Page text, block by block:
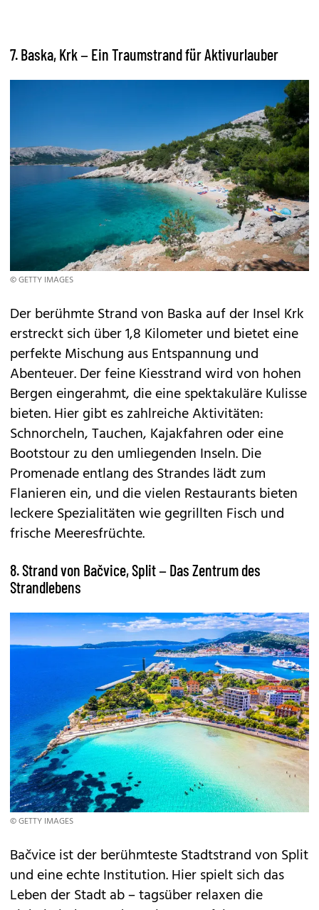
7. Baska, Krk – Ein Traumstrand für Aktivurlauber
© GETTY IMAGES
Der berühmte Strand von Baska auf der Insel Krk
erstreckt sich über 1,8 Kilometer und bietet eine
perfekte Mischung aus Entspannung und
Abenteuer. Der feine Kiesstrand wird von hohen
Bergen eingerahmt, die eine spektakuläre Kulisse
bieten. Hier gibt es zahlreiche Aktivitäten:
Schnorcheln, Tauchen, Kajakfahren oder eine
Bootstour zu den umliegenden Inseln. Die
Promenade entlang des Strandes lädt zum
Flanieren ein, und die vielen Restaurants bieten
leckere Spezialitäten wie gegrillten Fisch und
frische Meeresfrüchte.
8. Strand von Bačvice, Split – Das Zentrum des
Strandlebens
© GETTY IMAGES
Bačvice ist der berühmteste Stadtstrand von Split
und eine echte Institution. Hier spielt sich das
Leben der Stadt ab – tagsüber relaxen die